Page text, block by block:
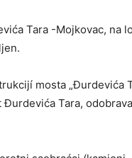
Tara -Mojkovac, na
mosta „Đurdevića
Tara,